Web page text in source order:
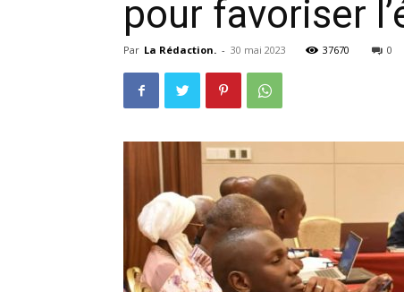
pour favoriser
Par La Rédaction. - 30 mai 2023 37670 0